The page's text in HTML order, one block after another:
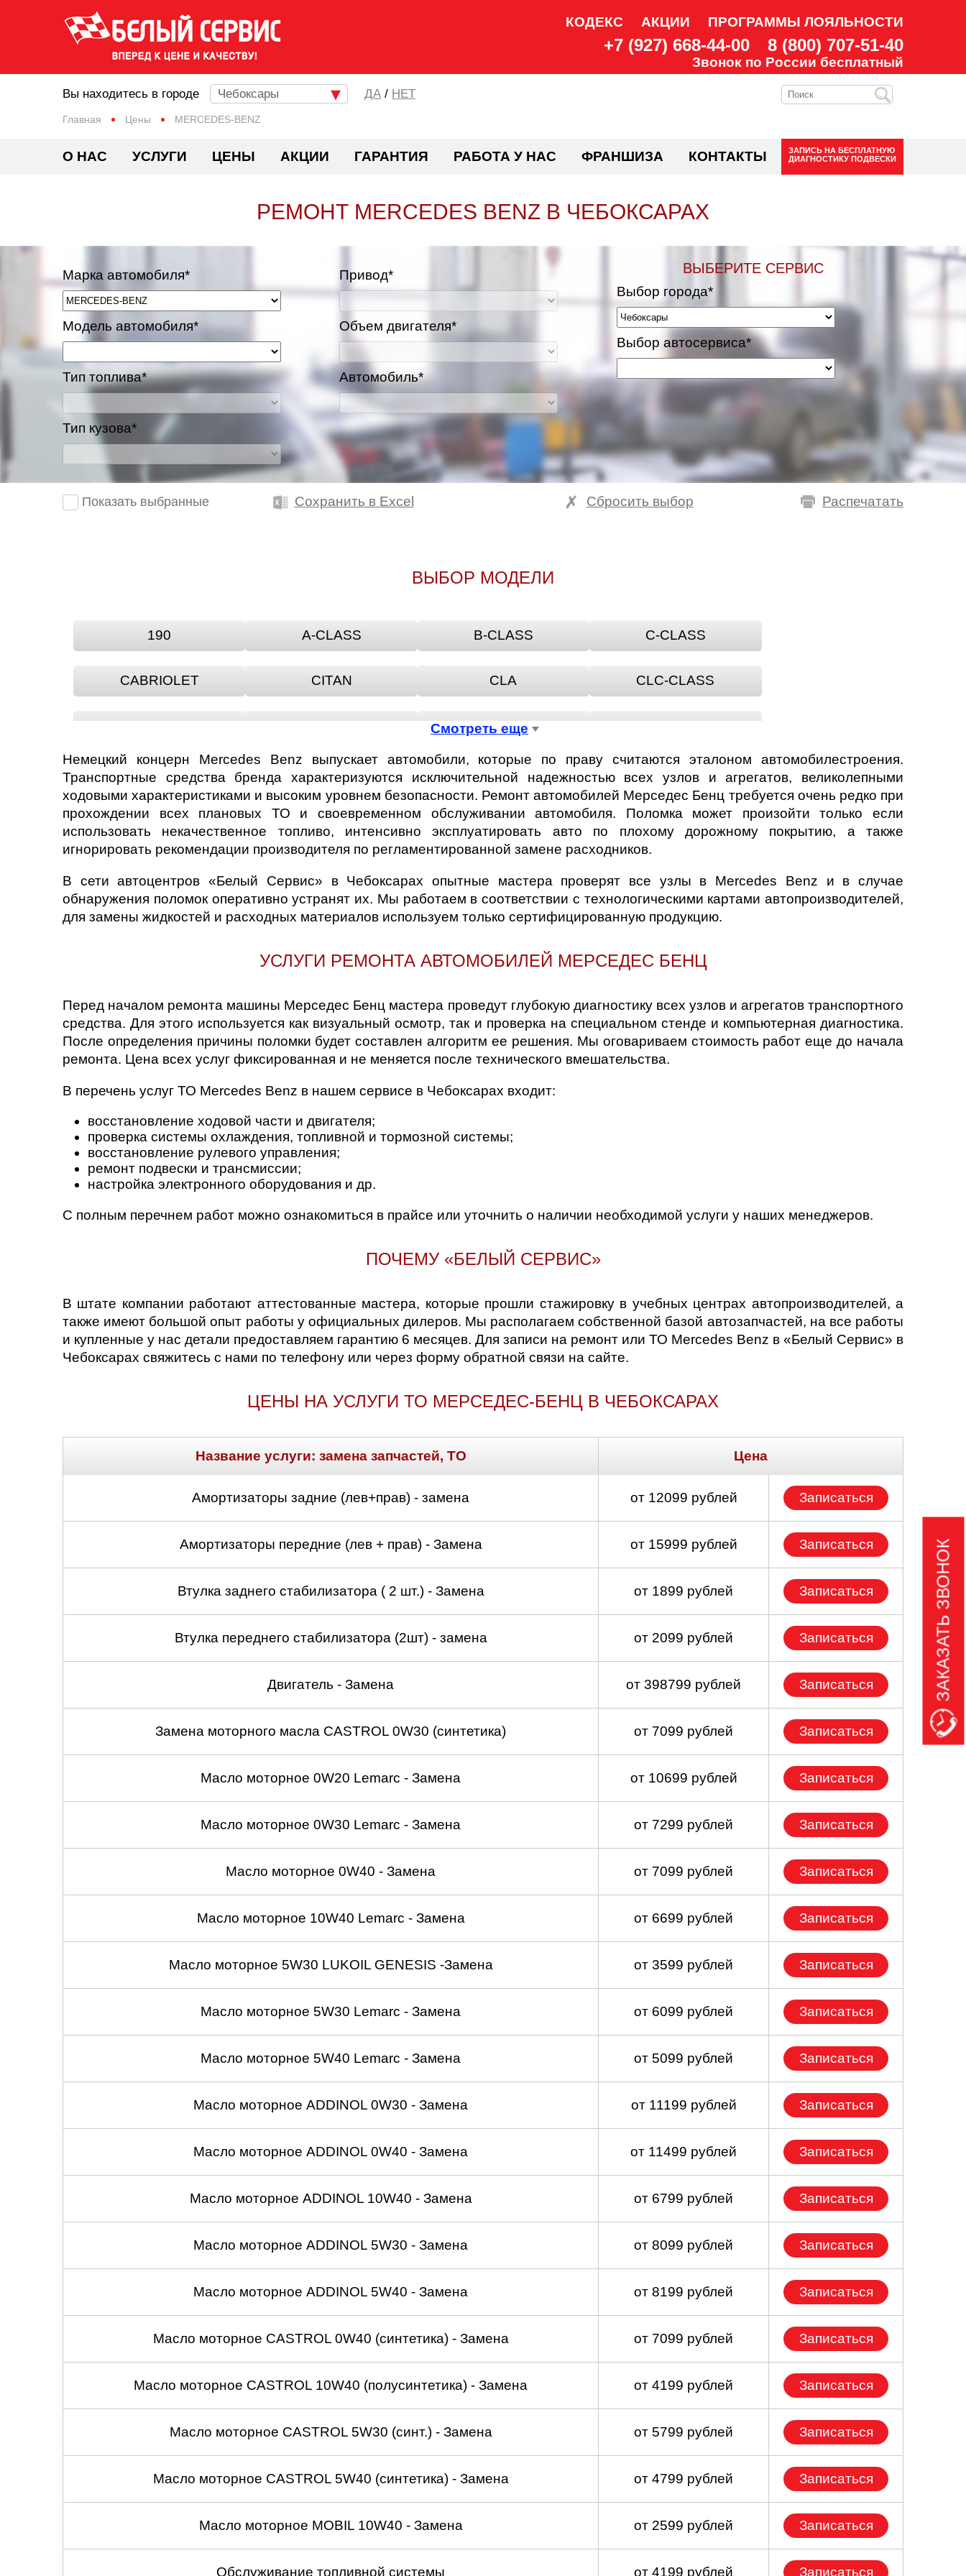
КОДЕКС АКЦИИ ПРОГРАММЫ ЛОЯЛЬНОСТИ
+7 (927) 668-44-00 8 (800) 707-51-40
Звонок по России бесплатный
Главная Цены MERCEDES-BENZ
Вы находитесь в городе Чебоксары / НЕТ
О НАС УСЛУГИ ЦЕНЫ АКЦИИ ГАРАНТИЯ РАБОТА У НАС ФРАНШИЗА КОНТАКТЫ ЗАПИСЬ НА БЕСПЛАТНУЮ
ДИАГНОСТИКУ ПОДВЕСКИ
РЕМОНТ MERCEDES BENZ В ЧЕБОКСАРАХ
Марка автомобиля*
Модель автомобиля*
Тип топлива*
Тип кузова*
Привод*
Объем двигателя*
Автомобиль*
ВЫБЕРИТЕ СЕРВИС
Выбор города*
Выбор автосервиса*
Показать выбранные Сохранить в Excel Распечатать
Сбросить выбор
ВЫБОР МОДЕЛИ
190 A-CLASS B-CLASS C-CLASS
CABRIOLET CITAN CLA CLC-CLASS
CLK CLS COUPE E-CLASS
G-CLASS GL-CLASS GLA-CLASS GLC
GLE GLK-CLASS KOMBI M-CLASS
R-CLASS S-CLASS
VANEO седан
Смотреть еще
Немецкий концерн Mercedes Benz выпускает автомобили, которые по праву считаются эталоном автомобилестроения.
Транспортные средства бренда характеризуются исключительной надежностью всех узлов и агрегатов, великолепными
ходовыми характеристиками и высоким уровнем безопасности. Ремонт автомобилей Мерседес Бенц требуется очень редко при
прохождении всех плановых ТО и своевременном обслуживании автомобиля. Поломка может произойти только если
использовать некачественное топливо, интенсивно эксплуатировать авто по плохому дорожному покрытию, а также
игнорировать рекомендации производителя по регламентированной замене расходников.
В сети автоцентров «Белый Сервис» в Чебоксарах опытные мастера проверят все узлы в Mercedes Benz и в случае
обнаружения поломок оперативно устранят их. Мы работаем в соответствии с технологическими картами автопроизводителей,
для замены жидкостей и расходных материалов используем только сертифицированную продукцию.
УСЛУГИ РЕМОНТА АВТОМОБИЛЕЙ МЕРСЕДЕС БЕНЦ
Перед началом ремонта машины Мерседес Бенц мастера проведут глубокую диагностику всех узлов и агрегатов транспортного
средства. Для этого используется как визуальный осмотр, так и проверка на специальном стенде и компьютерная диагностика.
После определения причины поломки будет составлен алгоритм ее решения. Мы оговариваем стоимость работ еще до начала
ремонта. Цена всех услуг фиксированная и не меняется после технического вмешательства.
В перечень услуг ТО Mercedes Benz в нашем сервисе в Чебоксарах входит:
восстановление ходовой части и двигателя;
проверка системы охлаждения, топливной и тормозной системы;
восстановление рулевого управления;
ремонт подвески и трансмиссии;
настройка электронного оборудования и др.
С полным перечнем работ можно ознакомиться в прайсе или уточнить о наличии необходимой услуги у наших менеджеров.
ПОЧЕМУ «БЕЛЫЙ СЕРВИС»
В штате компании работают аттестованные мастера, которые прошли стажировку в учебных центрах автопроизводителей, а
также имеют большой опыт работы у официальных дилеров. Мы располагаем собственной базой автозапчастей, на все работы
и купленные у нас детали предоставляем гарантию 6 месяцев. Для записи на ремонт или ТО Mercedes Benz в «Белый Сервис» в
Чебоксарах свяжитесь с нами по телефону или через форму обратной связи на сайте.
ЦЕНЫ НА УСЛУГИ ТО МЕРСЕДЕС-БЕНЦ В ЧЕБОКСАРАХ
Название услуги: замена запчастей, ТО Цена
Амортизаторы задние (лев+прав) - замена от 12099 рублей Записаться
Амортизаторы передние (лев + прав) - Замена от 15999 рублей Записаться
Втулка заднего стабилизатора ( 2 шт.) - Замена от 1899 рублей Записаться
Втулка переднего стабилизатора (2шт) - замена от 2099 рублей Записаться
Двигатель - Замена от 398799 рублей Записаться
Замена моторного масла CASTROL 0W30 (синтетика) от 7099 рублей Записаться
Масло моторное 0W20 Lemarc - Замена от 10699 рублей Записаться
Масло моторное 0W30 Lemarc - Замена от 7299 рублей Записаться
Масло моторное 0W40 - Замена от 7099 рублей Записаться
Масло моторное 10W40 Lemarc - Замена от 6699 рублей Записаться
Масло моторное 5W30 LUKOIL GENESIS -Замена от 3599 рублей Записаться
Масло моторное 5W30 Lemarc - Замена от 6099 рублей Записаться
Масло моторное 5W40 Lemarc - Замена от 5099 рублей Записаться
Масло моторное ADDINOL 0W30 - Замена от 11199 рублей Записаться
Масло моторное ADDINOL 0W40 - Замена от 11499 рублей Записаться
Масло моторное ADDINOL 10W40 - Замена от 6799 рублей Записаться
Масло моторное ADDINOL 5W30 - Замена от 8099 рублей Записаться
Масло моторное ADDINOL 5W40 - Замена от 8199 рублей Записаться
Масло моторное CASTROL 0W40 (синтетика) - Замена от 7099 рублей Записаться
Масло моторное CASTROL 10W40 (полусинтетика) - Замена от 4199 рублей Записаться
Масло моторное CASTROL 5W30 (синт.) - Замена от 5799 рублей Записаться
Масло моторное CASTROL 5W40 (синтетика) - Замена от 4799 рублей Записаться
Масло моторное MOBIL 10W40 - Замена от 2599 рублей Записаться
Обслуживание топливной системы от 4199 рублей Записаться
ЗАКАЗАТЬ ЗВОНОК